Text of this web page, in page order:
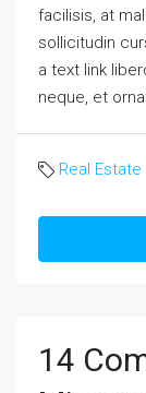
facilisis, at
sollicitudin
a text link
neque, et
Real Estate
14